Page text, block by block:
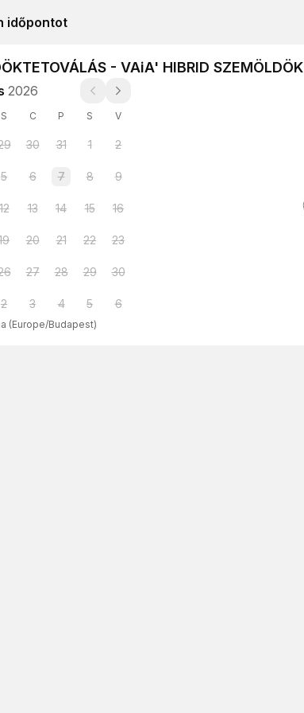
időpontot
- VAiA' HIBRID SZEMÖLDÖK
2026
S C P S V
30 31 1 2
5 6 7 8 9
13 14 15 16
20 21 22 23
27 28 29 30
2 3 4 5 6
(Europe/Budapest)